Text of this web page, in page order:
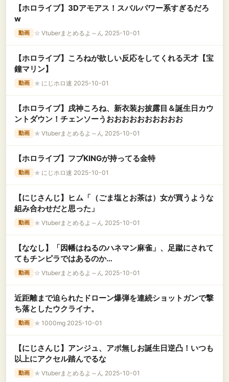
【ホロライブ】3Dアモアス！スバルパワー系すぎるだろ
w
動画 ☆ Vtuberまとめるよ～ん 2025-10-01
【ホロライブ】ころねが欲しい反応をしてくれる天才【宝
鐘マリン】
動画 ★ にじホロ速 2025-10-01
【ホロライブ】戌神ころね、新衣装お披露目＆誕生日カウ
ントダウン！チェンソーうおおおおおおおおおお
動画 ★ Vtuberまとめるよ～ん 2025-10-01
【ホロライブ】フブKINGが持ってる金特
動画 ★ にじホロ速 2025-10-01
【にじさんじ】ヒム「（ごま塩とお茶は）女が買うような
組み合わせだと思った」
動画 ★ Vtuberまとめるよ～ん 2025-10-01
【ななし】「因幡はねるのハネマン麻雀」、足蹴にされて
てもチンピラではあるのか…
動画 ☆ Vtuberまとめるよ～ん 2025-10-01
近距離まで迫られたドローン爆弾を連続ショットガンで撃
ち落としたウクライナ。
動画 ★ 1000mg 2025-10-01
【にじさんじ】アンジュ、アポ無しお誕生日逆凸！いつも
以上にアクセル踏んでるな
動画 ★ Vtuberまとめるよ～ん 2025-10-01